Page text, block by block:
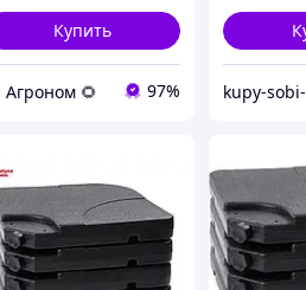
Купить
Агроном 🌻 97% kupy-